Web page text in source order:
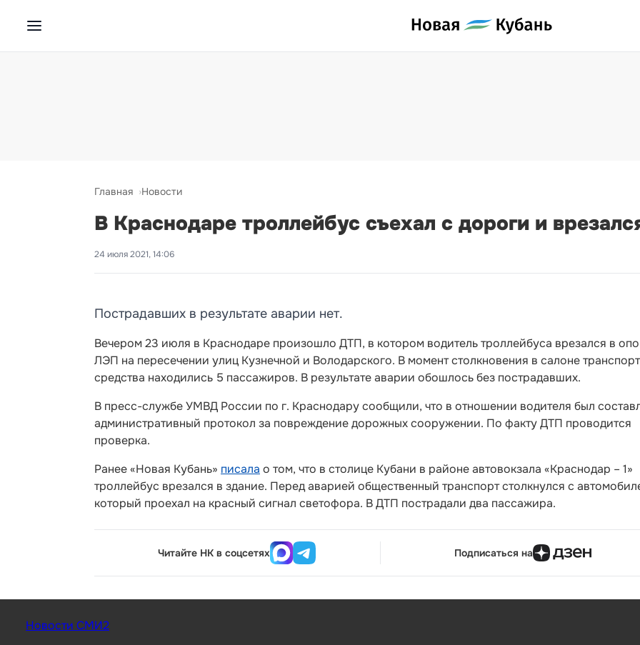
Главная Новости
В Краснодаре троллейбус съехал с дороги и
24 июля 2021, 14:06
Пострадавших в результате аварии нет.
Вечером 23 июля в Краснодаре произошло ДТП, в котором водитель троллейбуса врезался в
ЛЭП на пересечении улиц Кузнечной и Володарского. В момент столкновения в салоне
средства находились 5 пассажиров. В результате аварии обошлось без пострадавших.
В пресс-службе УМВД России по г. Краснодару сообщили, что в отношении водителя был
административный протокол за повреждение дорожных сооружении. По факту ДТП проводится
проверка.
Ранее «Новая Кубань» писала о том, что в столице Кубани в районе автовокзала «Краснодар – 1»
троллейбус врезался в здание. Перед аварией общественный транспорт столкнулся с
который проехал на красный сигнал светофора. В ДТП пострадали два пассажира.
Читайте НК в соцсетях Подписаться на
Новости СМИ2